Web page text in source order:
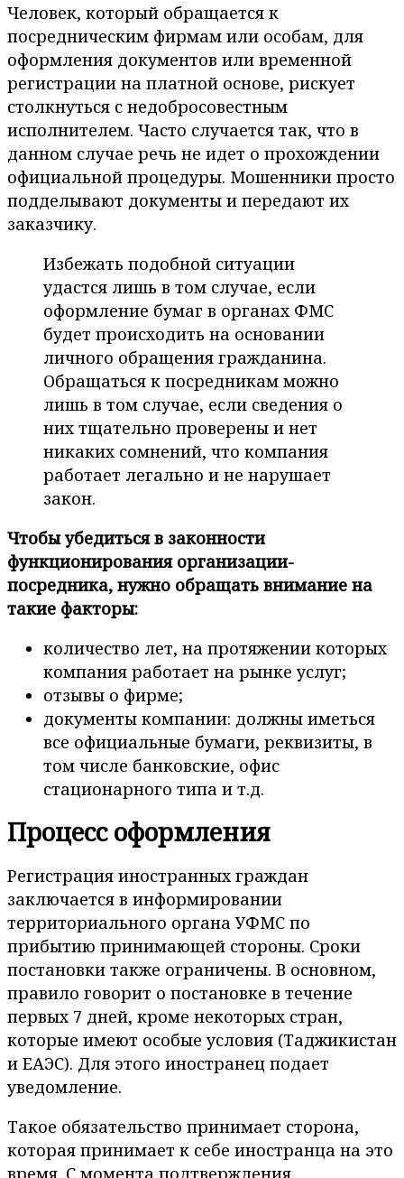
Человек, который обращается к
посредническим фирмам или особам, для
оформления документов или временной
регистрации на платной основе, рискует
столкнуться с недобросовестным
исполнителем. Часто случается так, что в
данном случае речь не идет о прохождении
официальной процедуры. Мошенники просто
подделывают документы и передают их
заказчику.
Избежать подобной ситуации
удастся лишь в том случае, если
оформление бумаг в органах ФМС
будет происходить на основании
личного обращения гражданина.
Обращаться к посредникам можно
лишь в том случае, если сведения о
них тщательно проверены и нет
никаких сомнений, что компания
работает легально и не нарушает
закон.
Чтобы убедиться в законности
функционирования организации-
посредника, нужно обращать внимание на
такие факторы:
количество лет, на протяжении которых
компания работает на рынке услуг;
отзывы о фирме;
документы компании: должны иметься
все официальные бумаги, реквизиты, в
том числе банковские, офис
стационарного типа и т.д.
Процесс оформления
Регистрация иностранных граждан
заключается в информировании
территориального органа УФМС по
прибытию принимающей стороны. Сроки
постановки также ограничены. В основном,
правило говорит о постановке в течение
первых 7 дней, кроме некоторых стран,
которые имеют особые условия (Таджикистан
и ЕАЭС). Для этого иностранец подает
уведомление.
Такое обязательство принимает сторона,
которая принимает к себе иностранца на это